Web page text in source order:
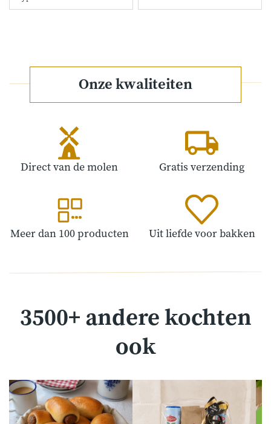
Onze kwaliteiten
Direct van de molen Gratis verzending
Meer dan 100 producten Uit liefde voor bakken
3500+ andere kochten
ook